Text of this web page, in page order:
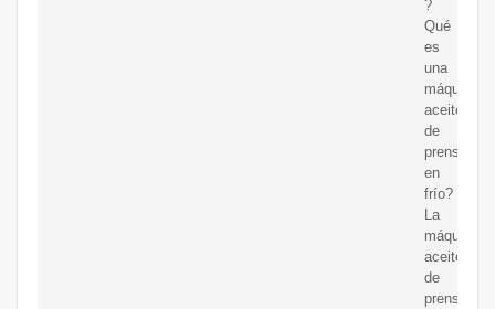
?
Qué
es
una
máquina
aceitera
de
prensado
en
frío?
La
máquina
aceitera
de
prensado